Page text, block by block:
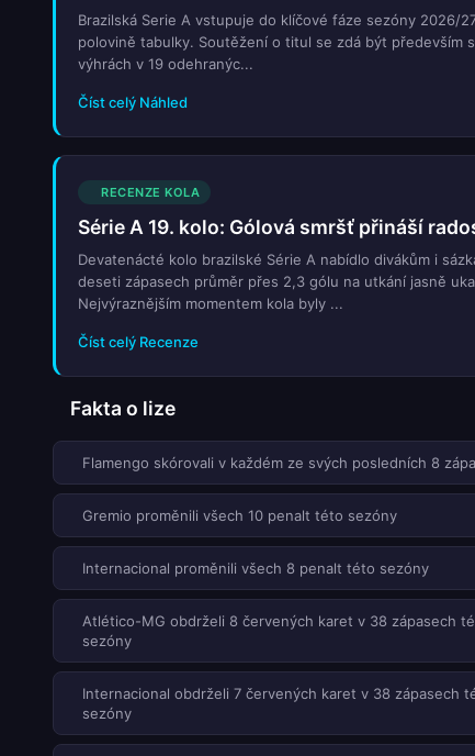
Brazilská Serie A vstupuje do klíčové fáze sezóny 2026/
polovině tabulky. Soutěžení o titul se zdá být především
výhrách v 19 odehranýc...
Číst celý Náhled
RECENZE KOLA
Série A 19. kolo: Gólová smršť přináší
Devatenácté kolo brazilské Série A nabídlo divákům i
deseti zápasech průměr přes 2,3 gólu na utkání jasně
Nejvýraznějším momentem kola byly ...
Číst celý Recenze
Fakta o lize
Flamengo skórovali v každém ze svých posledních 8
Gremio proměnili všech 10 penalt této sezóny
Internacional proměnili všech 8 penalt této sezóny
Atlético-MG obdrželi 8 červených karet v 38 zápasech
sezóny
Internacional obdrželi 7 červených karet v 38 zápasech
sezóny